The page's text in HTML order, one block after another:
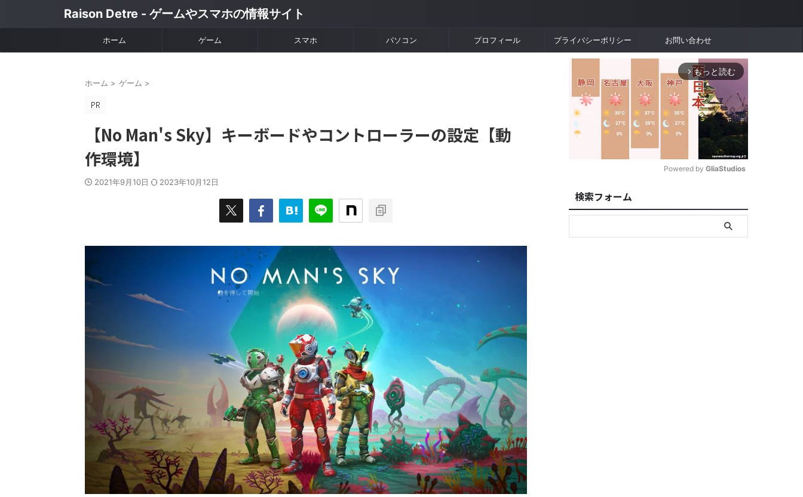
Raison Detre - ゲームやスマホの情報サイト
ホーム ゲーム スマホ パソコン プロフィール プライバシーポリシー お問い合わせ
ホーム > ゲーム >
【No Man's Sky】キーボードやコントローラーの設定【動
作環境】
2021年9月10日 2023年10月12日
arrow_forward_ios もっと読む
u
t
Powered by GliaStudios
検索フォーム